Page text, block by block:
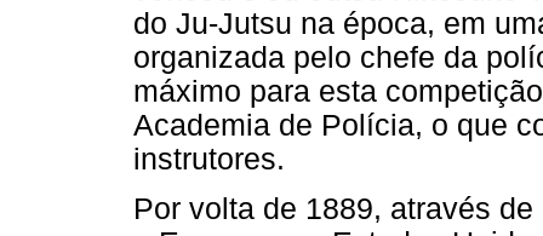
do Ju-Jutsu na época, em
organizada pelo chefe da
máximo para esta
Academia de Polícia, o que
instrutores.
Por volta de 1889, através